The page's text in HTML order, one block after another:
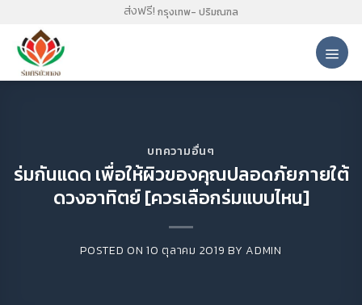
content
ส่งฟรี! กรุงเทพ- ปริมณฑล
บทความอื่นๆ
ร่มกันแดด เพื่อให้ผิวของคุณปลอดภัยภายใต้
ดวงอาทิตย์ [ควรเลือกร่มแบบไหน]
POSTED ON10 ตุลาคม 2019 BYADMIN